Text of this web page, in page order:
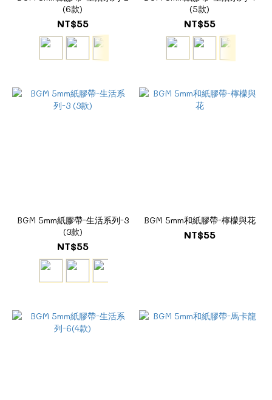
(6款)
NT$55
(5款)
NT$55
BGM 5mm紙膠帶-生活系列-3
(3款)
NT$55
BGM 5mm和紙膠帶-檸檬與花
NT$55